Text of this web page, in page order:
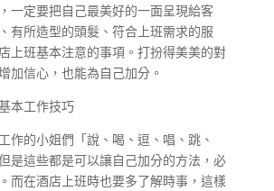
一定要把自己最美好的一面呈現給客
有所造型的頭髮、符合上班需求的服
上班基本注意的事項。打扮得美美的對
加信心，也能為自己加分。
本工作技巧
作的小姐們「說、喝、逗、唱、跳、
是這些都是可以讓自己加分的方法，必
而在酒店上班時也要多了解時事，這樣